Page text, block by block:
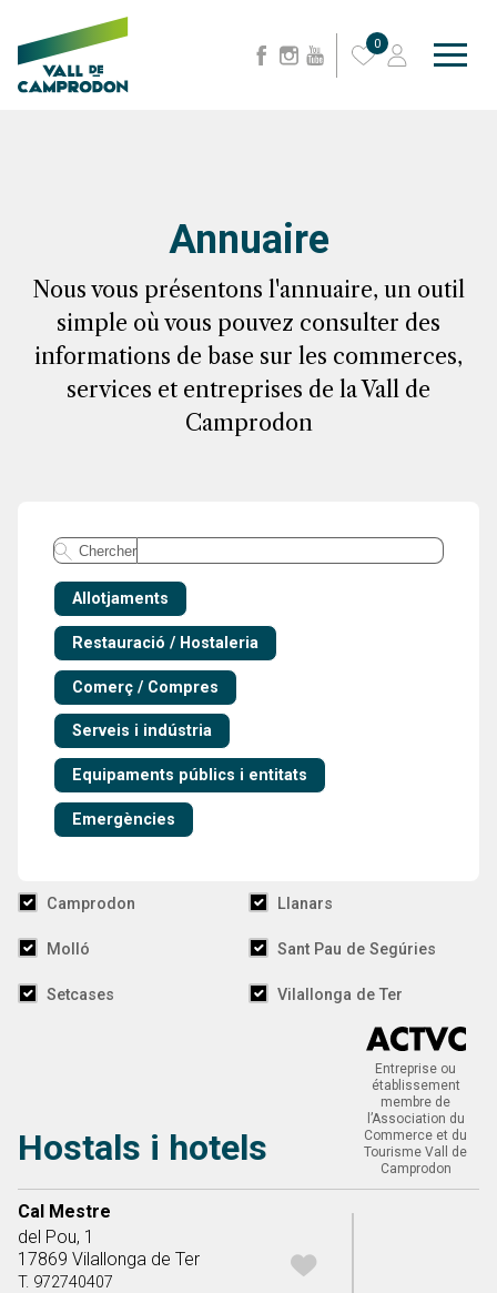
0
Annuaire
Nous vous présentons l'annuaire, un outil
simple où vous pouvez consulter des
informations de base sur les commerces,
services et entreprises de la Vall de
Camprodon
Chercher
Allotjaments
Restauració / Hostaleria
Comerç / Compres
Serveis i indústria
Equipaments públics i entitats
Emergències
Camprodon Llanars
Molló Sant Pau de Segúries
Setcases Vilallonga de Ter
Table répertoire
Hostals i hotels
Entreprise ou
établissement
membre de
l’Association du
Commerce et du
Tourisme Vall de
Camprodon
Cal Mestre
del Pou, 1
17869 Vilallonga de Ter
T. 972740407